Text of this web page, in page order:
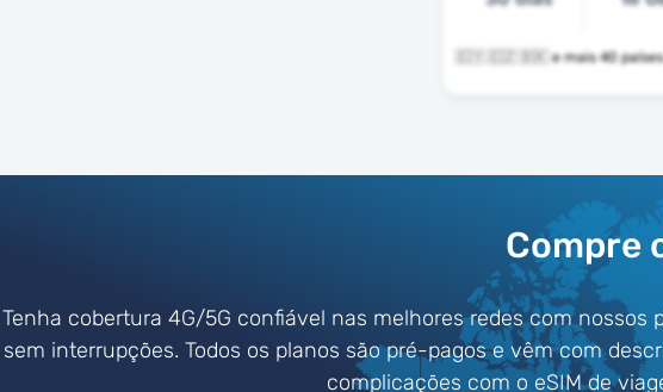
🇨🇾 🇨🇿 🇩🇰 e mais 40 países
Compre
Tenha cobertura 4G/5G confiável nas melhores redes com
sem interrupções. Todos os planos são pré-pagos e vêm com
complicações com o eSIM de